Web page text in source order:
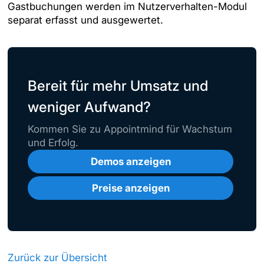
Gastbuchungen werden im Nutzerverhalten-Modul
separat erfasst und ausgewertet.
Bereit für mehr Umsatz und
weniger Aufwand?
Kommen Sie zu Appointmind für Wachstum
und Erfolg.
Demos anzeigen
Preise anzeigen
Zurück zur Übersicht